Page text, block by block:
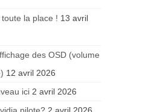
la place ! 13 avril
des OSD (volume
12 avril 2026
ici 2 avril 2026